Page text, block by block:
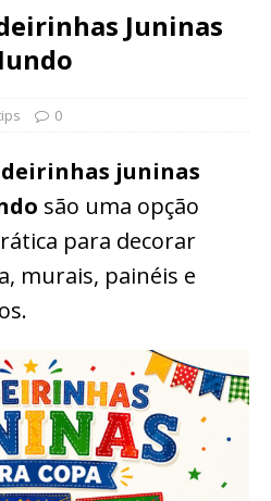
Juninas
0
juninas
são uma opção
para decorar
murais, painéis e